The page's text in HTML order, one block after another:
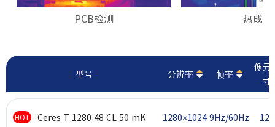
PCB检测 热成像
型号 分辨率 帧率
像元
寸
HOT Ceres T 1280 48 CL 50 mK 1280×1024 9Hz/60Hz